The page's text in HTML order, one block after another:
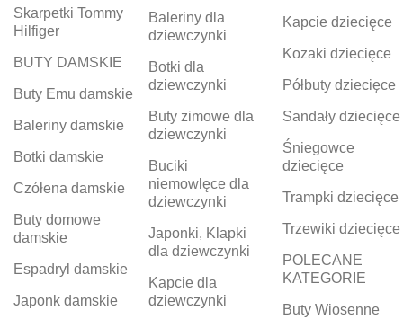
Skarpetki Tommy
Hilfiger
BUTY DAMSKIE
Buty Emu damskie
Baleriny damskie
Botki damskie
Czółena damskie
Buty domowe
damskie
Espadryl damskie
Japonk damskie
Baleriny dla
dziewczynki
Botki dla
dziewczynki
Buty zimowe dla
dziewczynki
Buciki
niemowlęce dla
dziewczynki
Japonki, Klapki
dla dziewczynki
Kapcie dla
dziewczynki
Kapcie dziecięce
Kozaki dziecięce
Półbuty dziecięce
Sandały dziecięce
Śniegowce
dziecięce
Trampki dziecięce
Trzewiki dziecięce
POLECANE
KATEGORIE
Buty Wiosenne